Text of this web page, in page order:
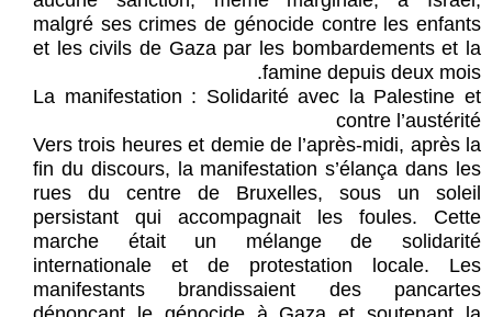
malgré ses crimes de génocide contre les enfants
et les civils de Gaza par les bombardements et la
famine depuis deux mois.
La manifestation : Solidarité avec la Palestine et
contre l’austérité
Vers trois heures et demie de l’après-midi, après la
fin du discours, la manifestation s’élança dans les
rues du centre de Bruxelles, sous un soleil
persistant qui accompagnait les foules. Cette
marche était un mélange de solidarité
internationale et de protestation locale. Les
manifestants brandissaient des pancartes